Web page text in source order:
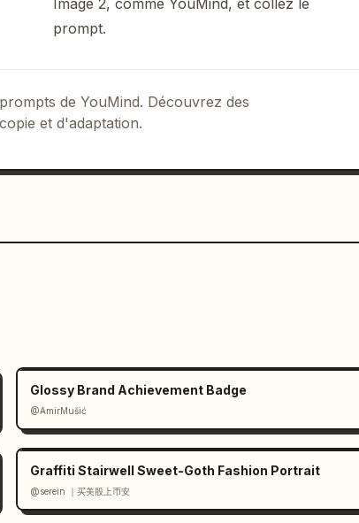
Image 2, comme YouMind, et collez le
prompt.
de YouMind. Découvrez des
et d'adaptation.
Glossy Brand Achievement Badge
@AmirMušić
Graffiti Stairwell Sweet-Goth Fashion Portrait
@serein ｜买美股上币安